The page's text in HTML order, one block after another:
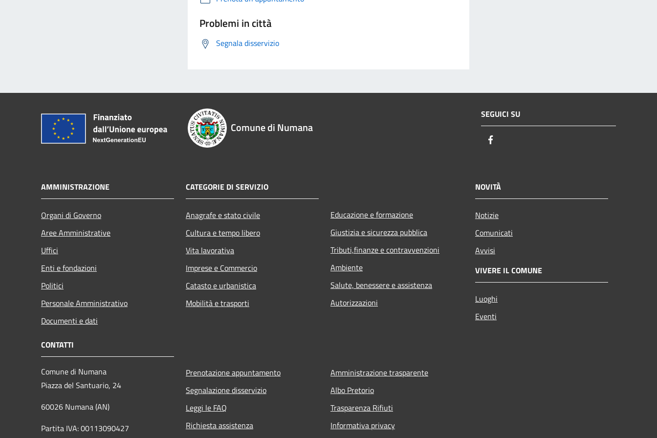
Problemi in città
Segnala disservizio
Comune di Numana
SEGUICI SU
AMMINISTRAZIONE
Organi di Governo
Aree Amministrative
Uffici
Enti e fondazioni
Politici
Personale Amministrativo
Documenti e dati
CATEGORIE DI SERVIZIO
Anagrafe e stato civile
Cultura e tempo libero
Vita lavorativa
Imprese e Commercio
Catasto e urbanistica
Mobilità e trasporti
Educazione e formazione
Giustizia e sicurezza pubblica
Tributi,finanze e contravvenzioni
Ambiente
Salute, benessere e assistenza
Autorizzazioni
NOVITÀ
Notizie
Comunicati
Avvisi
VIVERE IL COMUNE
Luoghi
Eventi
CONTATTI
Comune di Numana
Piazza del Santuario, 24
60026 Numana (AN)
Partita IVA: 00113090427
Prenotazione appuntamento
Segnalazione disservizio
Leggi le FAQ
Richiesta assistenza
Amministrazione trasparente
Albo Pretorio
Trasparenza Rifiuti
Informativa privacy